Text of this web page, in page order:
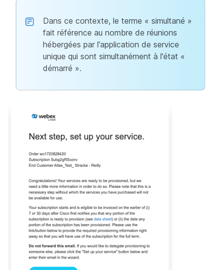
Dans ce contexte, le terme « simultané »
fait référence au nombre de réunions
hébergées par l'application de service
unique qui sont simultanément à l'état «
démarré ».